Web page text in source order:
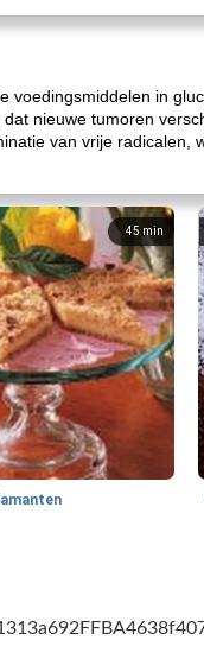
voedingsmiddelen in
nieuwe tumoren
van vrije
45 min